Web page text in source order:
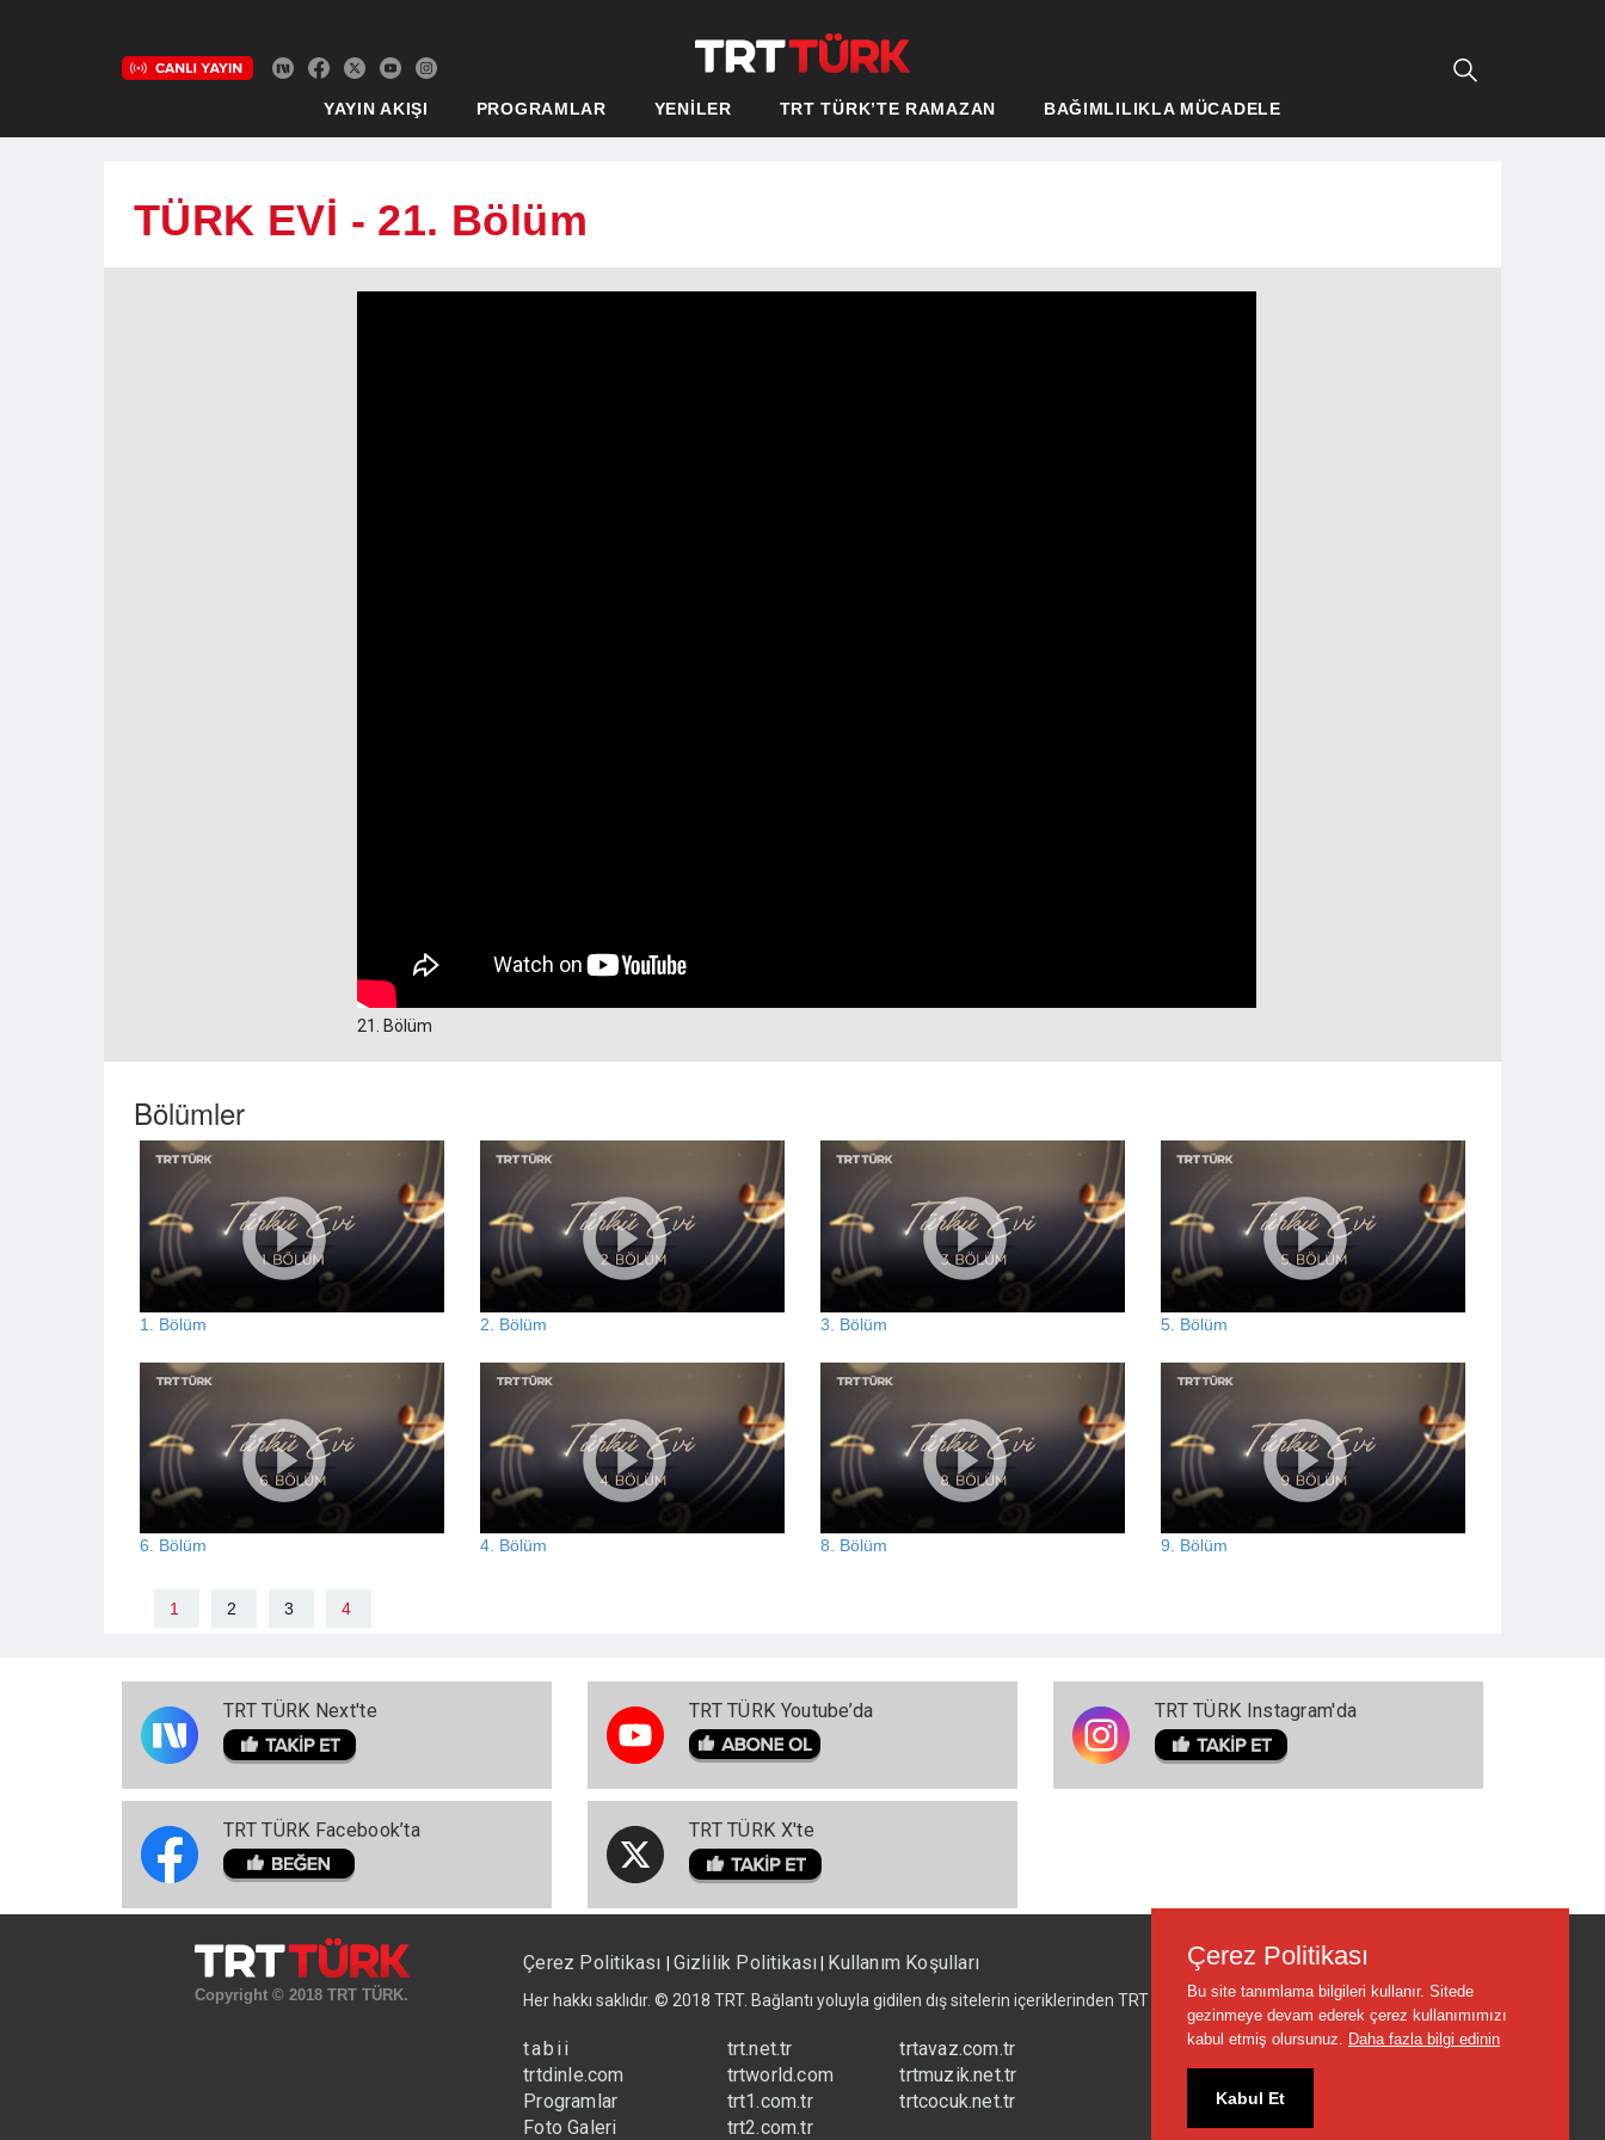
YAYIN AKIŞI PROGRAMLAR YENİLER TRT TÜRK’TE RAMAZAN BAĞIMLILIKLA MÜCADELE
TÜRK EVİ - 21. Bölüm
21. Bölüm
Bölümler
1. Bölüm 2. Bölüm 3. Bölüm 5. Bölüm
6. Bölüm 4. Bölüm 8. Bölüm 9. Bölüm
1 2 3 4
TRT TÜRK Next'te
TRT TÜRK Facebook’ta
TRT TÜRK Youtube’da
TRT TÜRK X'te
TRT TÜRK Instagram'da
Copyright © 2018 TRT TÜRK.
Çerez Politikası Gizlilik Politikası Kullanım Koşulları
Her hakkı saklıdır. © 2018 TRT. Bağlantı yoluyla gidilen dış sitelerin içeriklerinden TRT sorumlu değildir.
tabii
trtdinle.com
Programlar
Foto Galeri
trt.net.tr
trtworld.com
trt1.com.tr
trt2.com.tr
trtavaz.com.tr
trtmuzik.net.tr
trtcocuk.net.tr
Çerez Politikası
Bu site tanımlama bilgileri kullanır. Sitede
gezinmeye devam ederek çerez kullanımımızı
kabul etmiş olursunuz. Daha fazla bilgi edinin
Kabul Et